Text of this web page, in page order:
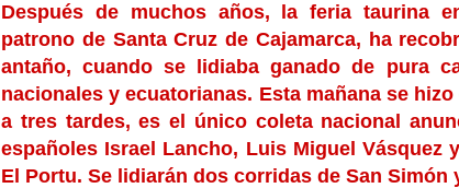
Después de muchos años, la feria taurina
patrono de Santa Cruz de Cajamarca, ha
antaño, cuando se lidiaba ganado de pura
nacionales y ecuatorianas. Esta mañana se
a tres tardes, es el único coleta nacional
españoles Israel Lancho, Luis Miguel Vásquez
El Portu. Se lidiarán dos corridas de San Simón